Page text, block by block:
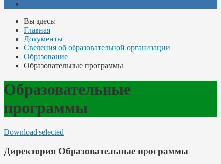
Вы здесь:
Главная
Документы
Сведения об образовательной организации
Образование
Образовательные программы
Образовательные
программы
Download selected
Директория Образовательные программы